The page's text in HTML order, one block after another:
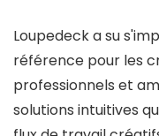
Loupedeck a su
référence pour les
professionnels et
solutions intuitives